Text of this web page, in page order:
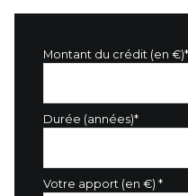
Montant du crédit (en €)*
Durée (années)*
Votre apport (en €) *